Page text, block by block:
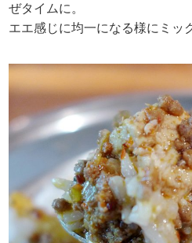
ぜタイムに。
エエ感じに均一になる様にミッ